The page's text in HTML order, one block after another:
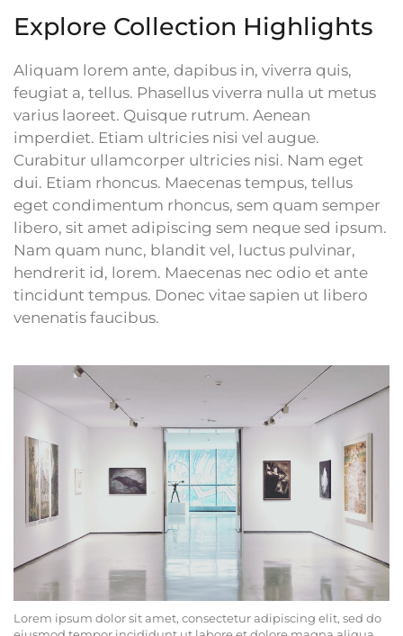
Explore Collection Highlights
Aliquam lorem ante, dapibus in, viverra quis,
feugiat a, tellus. Phasellus viverra nulla ut metus
varius laoreet. Quisque rutrum. Aenean
imperdiet. Etiam ultricies nisi vel augue.
Curabitur ullamcorper ultricies nisi. Nam eget
dui. Etiam rhoncus. Maecenas tempus, tellus
eget condimentum rhoncus, sem quam semper
libero, sit amet adipiscing sem neque sed ipsum.
Nam quam nunc, blandit vel, luctus pulvinar,
hendrerit id, lorem. Maecenas nec odio et ante
tincidunt tempus. Donec vitae sapien ut libero
venenatis faucibus.
Lorem ipsum dolor sit amet, consectetur adipiscing elit, sed do